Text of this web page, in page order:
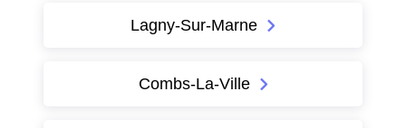
Lagny-Sur-Marne
Combs-La-Ville